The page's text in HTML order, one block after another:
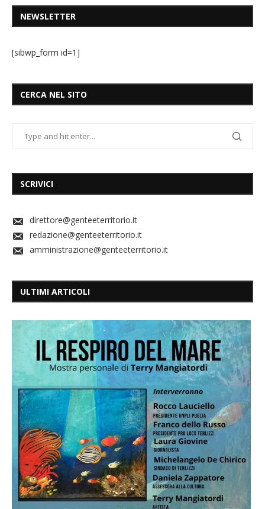
NEWSLETTER
[sibwp_form id=1]
CERCA NEL SITO
SCRIVICI
direttore@genteeterritorio.it
redazione@genteeterritorio.it
amministrazione@genteeterritorio.it
ULTIMI ARTICOLI